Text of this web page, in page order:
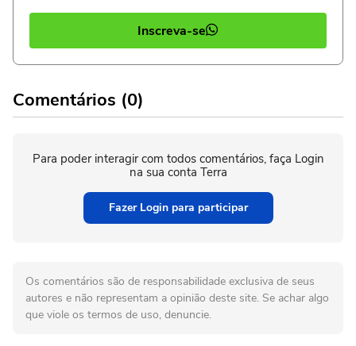
Inscreva-se
Comentários (0)
Para poder interagir com todos comentários, faça Login
na sua conta Terra
Fazer Login para participar
Os comentários são de responsabilidade exclusiva de seus
autores e não representam a opinião deste site. Se achar algo
que viole os termos de uso, denuncie.